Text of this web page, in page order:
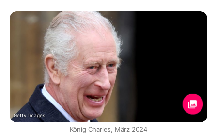
Getty Images
König Charles, März 2024